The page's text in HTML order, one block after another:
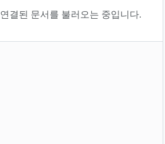
연결된 문서를 불러오는 중입니다.